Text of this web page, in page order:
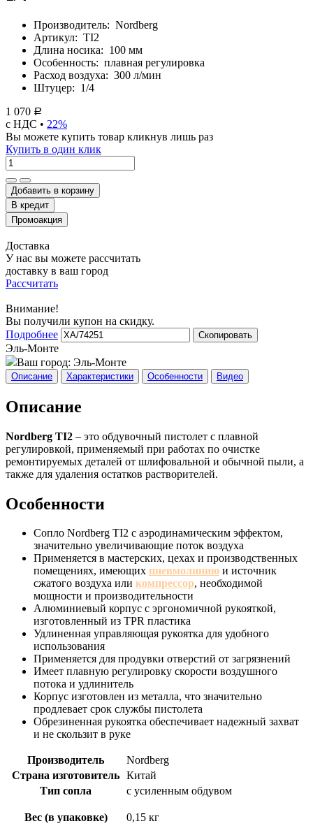
Производитель: Nordberg
Артикул: TI2
Длина носика: 100 мм
Особенность: плавная регулировка
Расход воздуха: 300 л/мин
Штуцер: 1/4
1 070 Р
с НДС • 22%
Вы можете купить товар кликнув лишь раз
Купить в один клик
Добавить в корзину
Доставка
У нас вы можете рассчитать
доставку в ваш город
Рассчитать
Внимание!
Вы получили купон на скидку.
Подробнее
Скопировать
Эль-Монте
Ваш город: Эль-Монте
Описание Характеристики Особенности Видео
Описание
Nordberg TI2 – это обдувочный пистолет с плавной
регулировкой, применяемый при работах по очистке
ремонтируемых деталей от шлифовальной и обычной пыли, а
также для удаления остатков растворителей.
Особенности
Сопло Nordberg TI2 с аэродинамическим эффектом,
значительно увеличивающие поток воздуха
Применяется в мастерских, цехах и производственных
помещениях, имеющих пневмолинию и источник
сжатого воздуха или компрессор, необходимой
мощности и производительности
Алюминиевый корпус с эргономичной рукояткой,
изготовленный из TPR пластика
Удлиненная управляющая рукоятка для удобного
использования
Применяется для продувки отверстий от загрязнений
Имеет плавную регулировку скорости воздушного
потока и удлинитель
Корпус изготовлен из металла, что значительно
продлевает срок службы пистолета
Обрезиненная рукоятка обеспечивает надежный захват
и не скользит в руке
Производитель
Nordberg
Страна изготовитель Китай
Тип сопла
с усиленным обдувом
Вес (в упаковке) 0,15 кг